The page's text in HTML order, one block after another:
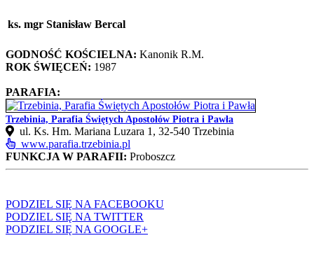
ks. mgr Stanisław Bercal
GODNOŚĆ KOŚCIELNA: Kanonik R.M.
ROK ŚWIĘCEŃ: 1987
PARAFIA:
Trzebinia, Parafia Świętych Apostołów Piotra i Pawła
ul. Ks. Hm. Mariana Luzara 1, 32-540 Trzebinia
www.parafia.trzebinia.pl
FUNKCJA W PARAFII: Proboszcz
PODZIEL SIĘ NA FACEBOOKU
PODZIEL SIĘ NA TWITTER
PODZIEL SIĘ NA GOOGLE+